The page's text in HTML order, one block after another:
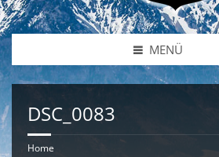
MENÜ
DSC_0083
Home